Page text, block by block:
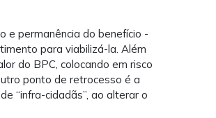
e permanência do benefício -
para viabilizá-la. Além
do BPC, colocando em risco
ponto de retrocesso é a
“infra-cidadãs”, ao alterar o